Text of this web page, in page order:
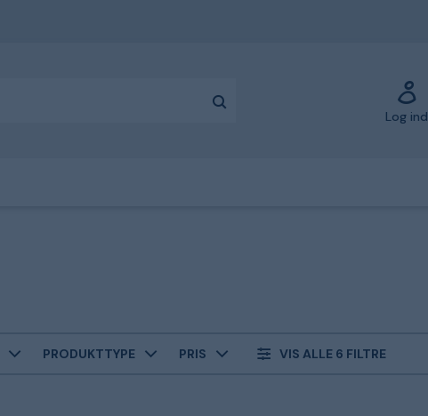
Log ind
PRODUKTTYPE PRIS VIS ALLE 6 FILTRE